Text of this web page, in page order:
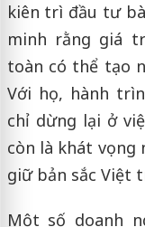
kiên trì đầu tư
minh rằng giá
toàn có thể tạo
Với họ, hành
chỉ dừng lại ở
còn là khát vọng
giữ bản sắc Việt
Một số doanh